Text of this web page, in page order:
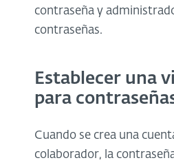
contraseña y
contraseñas.
Establecer una
para
Cuando se crea una
colaborador, la